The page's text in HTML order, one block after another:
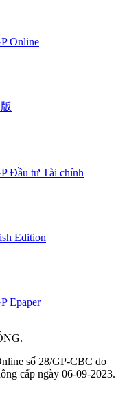
Online
Đầu tư Tài chính
Edition
Epaper
số 28/GP-CBC do
cấp ngày 06-09-2023.